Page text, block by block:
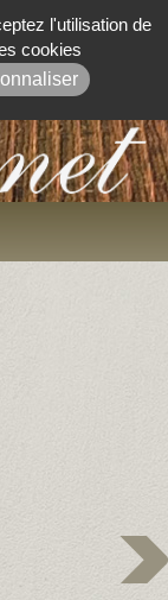
l'utilisation de
cookies